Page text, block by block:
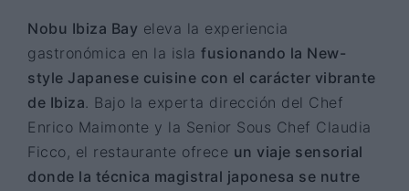
Nobu Ibiza Bay eleva la experiencia
gastronómica en la isla fusionando la New-
style Japanese cuisine con el carácter vibrante
de Ibiza. Bajo la experta dirección del Chef
Enrico Maimonte y la Senior Sous Chef Claudia
Ficco, el restaurante ofrece un viaje sensorial
donde la técnica magistral japonesa se nutre